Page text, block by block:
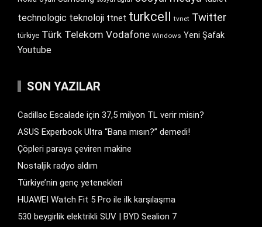
technologic teknoloji ttnet turkcell tvnet Twitter
türkiye Türk Telekom Vodafone Windows Yeni Şafak
Youtube
SON YAZILAR
Cadillac Escalade için 37,5 milyon TL verir misin?
ASUS Experbook Ultra “Bana mısın?” demedi!
Çöpleri paraya çeviren makine
Nostaljik radyo aldım
Türkiye’nin genç yetenekleri
HUAWEI Watch Fit 5 Pro ile ilk karşılaşma
530 beygirlik elektrikli SUV | BYD Sealion 7